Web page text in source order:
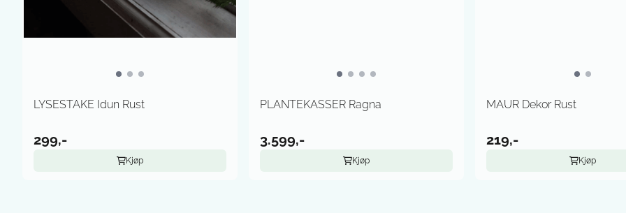
LYSESTAKE Idun Rust
299,-
Kjøp
PLANTEKASSER Ragna
3.599,-
Kjøp
MAUR Dekor Rust
219,-
Kjøp